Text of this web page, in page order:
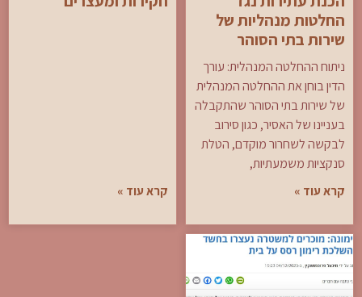
החלטות מנהליות של
שירות בתי הסוהר
ניתוח ההחלטה המנהלית: עורך
הדין בוחן את ההחלטה המנהלית
של שירות בתי הסוהר שהתקבלה
בעניינו של האסיר, כגון סירוב
לבקשה לשחרור מוקדם, הטלת
סנקציות משמעתיות,
קרא עוד » קרא עוד »